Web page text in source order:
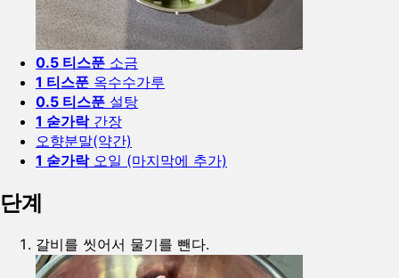
0.5 티스푼 소금
1 티스푼 옥수수가루
0.5 티스푼 설탕
1 숟가락간장
오향분말(약간)
1 숟가락오일 (마지막에 추가)
단계
갈비를 씻어서 물기를 뺀다.